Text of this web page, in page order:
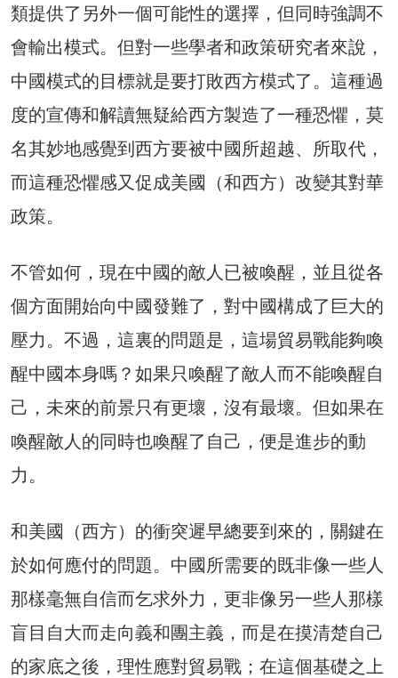
類提供了另外一個可能性的選擇，但同時強調不
會輸出模式。但對一些學者和政策研究者來說，
中國模式的目標就是要打敗西方模式了。這種過
度的宣傳和解讀無疑給西方製造了一種恐懼，莫
名其妙地感覺到西方要被中國所超越、所取代，
而這種恐懼感又促成美國（和西方）改變其對華
政策。
不管如何，現在中國的敵人已被喚醒，並且從各
個方面開始向中國發難了，對中國構成了巨大的
壓力。不過，這裏的問題是，這場貿易戰能夠喚
醒中國本身嗎？如果只喚醒了敵人而不能喚醒自
己，未來的前景只有更壞，沒有最壞。但如果在
喚醒敵人的同時也喚醒了自己，便是進步的動
力。
和美國（西方）的衝突遲早總要到來的，關鍵在
於如何應付的問題。中國所需要的既非像一些人
那樣毫無自信而乞求外力，更非像另一些人那樣
盲目自大而走向義和團主義，而是在摸清楚自己
的家底之後，理性應對貿易戰；在這個基礎之上